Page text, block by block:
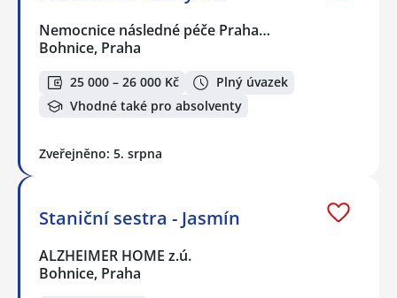
Nemocnice následné péče Praha…
Bohnice, Praha
25 000 – 26 000 Kč
Plný úvazek
Vhodné také pro absolventy
Zveřejněno: 5. srpna
Staniční sestra - Jasmín
ALZHEIMER HOME z.ú.
Bohnice, Praha